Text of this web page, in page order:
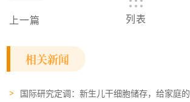
上一篇 列表
相关新闻
国际研究定调：新生儿干细胞储存，给家庭的